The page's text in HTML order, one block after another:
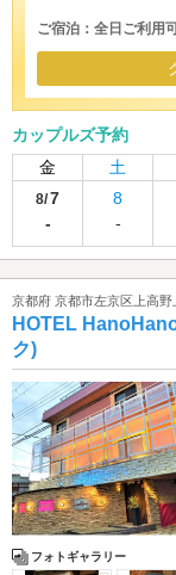
ご宿泊：全日ご利用
カップルズ予約
金
土
8/7
-
8
-
京都府 京都市左京区上高野
HOTEL
ク)
フォトギャラリー